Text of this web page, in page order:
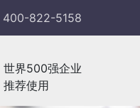
400-822-5158
世界500强企业
推荐使用